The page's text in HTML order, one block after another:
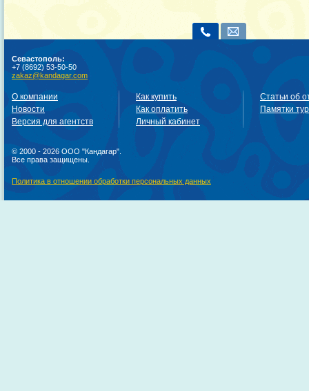
Севастополь:
+7 (8692) 53-50-50
zakaz@kandagar.com
О компании
Новости
Версия для агентств
Как купить
Как оплатить
Личный кабинет
Статьи об
Памятки
© 2000 - 2026 ООО "Кандагар".
Все права защищены.
Политика в отношении обработки персональных данных